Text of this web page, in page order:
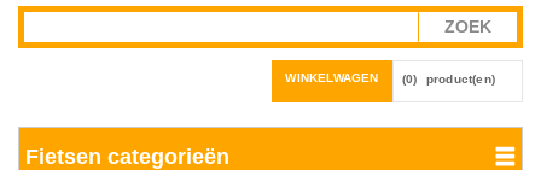
WINKELWAGEN (0) product(en)
Fietsen categorieën